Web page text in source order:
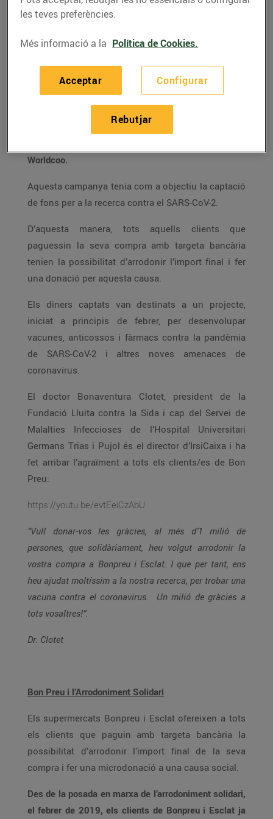
col·laborat amb més de 14 associacions i
Des del mes de febrer fins al mes de juny,els clients
donacions que han fet possible recaptar 235.971€
Worldcoo.
Aquesta campanya tenia com a objectiu la captació
de fons per a la recerca contra el SARS-CoV-2.
D’aquesta manera, tots aquells clients que
paguessin la seva compra amb targeta bancària
tenien la possibilitat d’arrodonir l’import final i fer
una donació per aquesta causa.
Els diners captats van destinats a un projecte,
iniciat a principis de febrer, per desenvolupar
vacunes, anticossos i fàrmacs contra la pandèmia
de SARS-CoV-2 i altres noves amenaces de
coronavirus.
El doctor Bonaventura Clotet, president de la
Fundació Lluita contra la Sida i cap del Servei de
Malalties Infeccioses de l’Hospital Universitari
Germans Trias i Pujol és el director d’IrsiCaixa i ha
fet arribar l’agraïment a tots els clients/es de Bon
Preu:
https://youtu.be/evtEeiCzAbU
“Vull donar-vos les gràcies, al més d’1 milió de
persones, que solidàriament, heu volgut arrodonir la
vostra compra a Bonpreu i Esclat. I que per tant, ens
heu ajudat moltíssim a la nostra recerca, per trobar una
vacuna contra el coronavirus. Un milió de gràcies a
tots vosaltres!”.
Dr. Clotet
Bon Preu i l’Arrodoniment Solidari
Els supermercats Bonpreu i Esclat ofereixen a tots
els clients que paguin amb targeta bancària la
possibilitat d’arrodonir l’import final de la seva
compra i fer una microdonació a una causa social.
Des de la posada en marxa de l’arrodoniment solidari,
el febrer de 2019, els clients de Bonpreu i Esclat ja
les teves preferències.
Més informació a la Política de Cookies.
Configurar
Rebutjar
Acceptar